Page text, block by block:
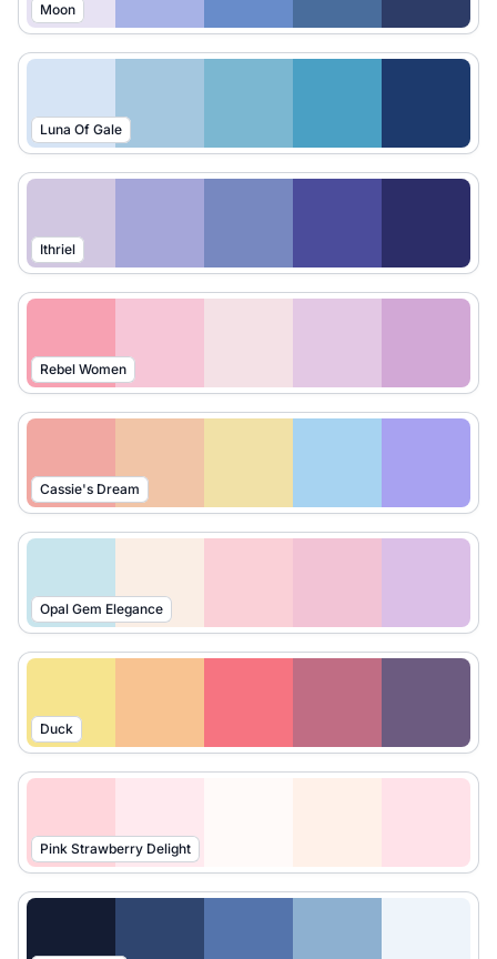
Moon
Luna Of Gale
Ithriel
Rebel Women
Cassie's Dream
Opal Gem Elegance
Duck
Pink Strawberry Delight